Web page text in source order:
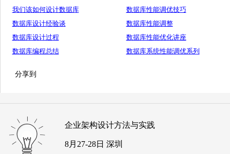
我们该如何设计数据库
数据库设计经验谈
数据库设计过程
数据库编程总结
数据库性能调优技巧
数据库性能调整
数据库性能优化讲座
数据库系统性能调优系列
分享到